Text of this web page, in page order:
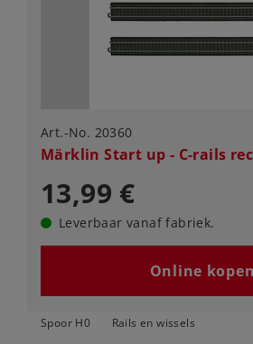
Art.-No. 20360
Märklin Start up - C-rails
13,99 €
Leverbaar vanaf fabriek.
Online kopen
Spoor H0 Rails en wissels